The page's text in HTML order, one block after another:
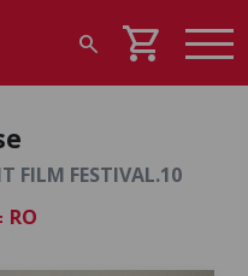
search shopping_cart
FILM FESTIVAL.10
RO